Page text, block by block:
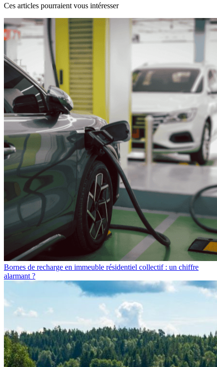
Ces articles pourraient vous intéresser
Bornes de recharge en immeuble résidentiel collectif : un chiffre
alarmant ?